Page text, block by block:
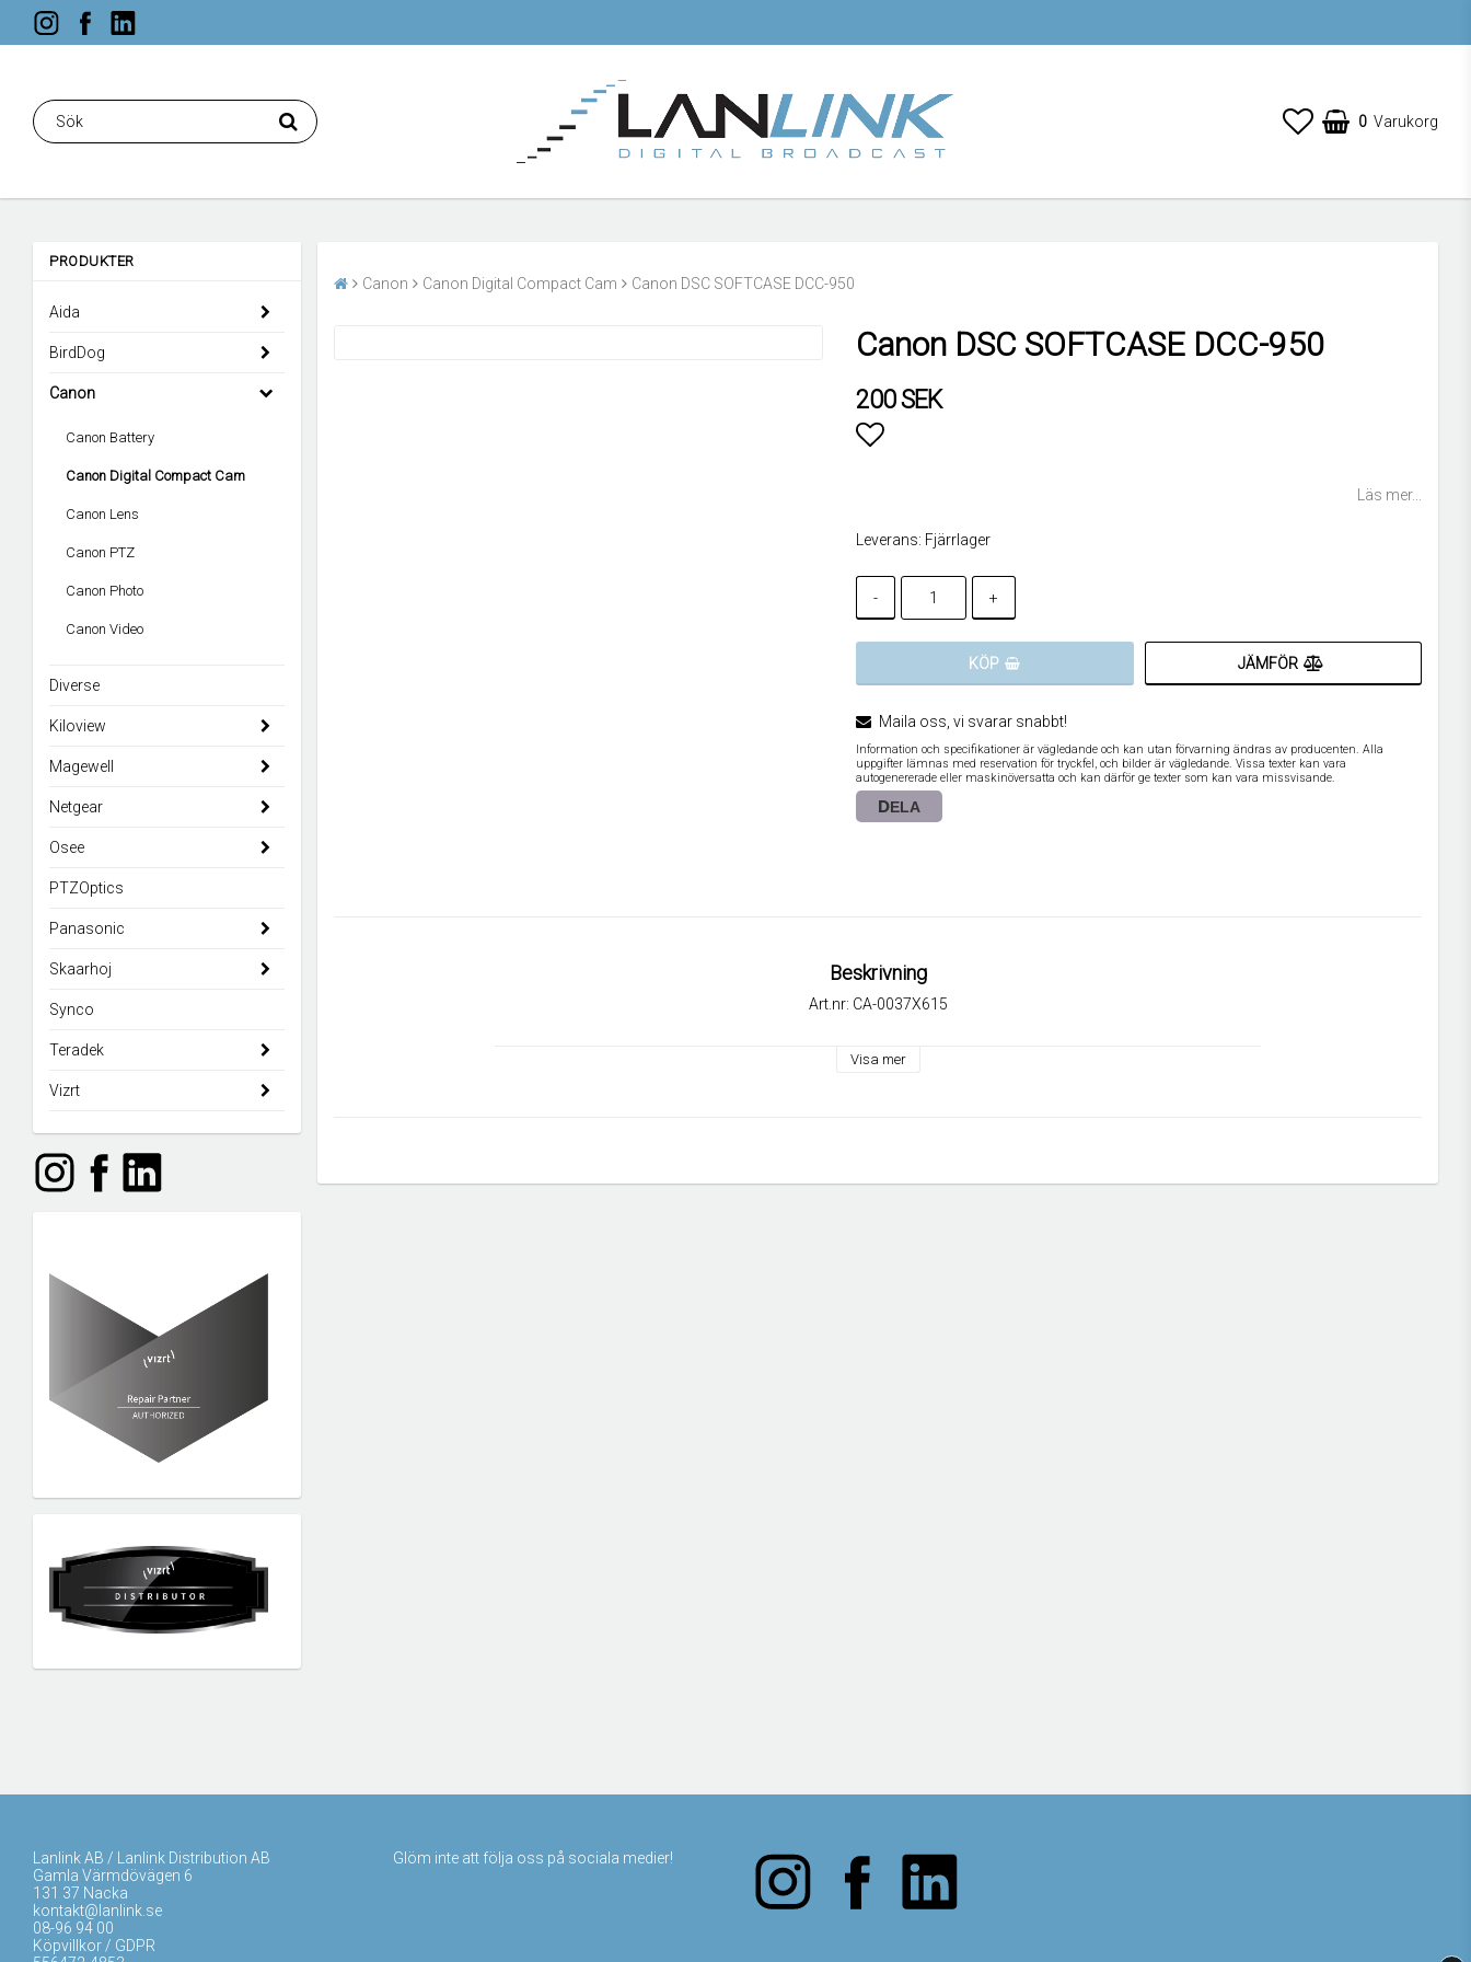
0 Varukorg
PRODUKTER
Aida
BirdDog
Canon
Canon Battery
Canon Digital Compact Cam
Canon Lens
Canon PTZ
Canon Photo
Canon Video
Diverse
Kiloview
Magewell
Netgear
Osee
PTZOptics
Panasonic
Skaarhoj
Synco
Teradek
Vizrt
Canon Canon Digital Compact Cam Canon DSC SOFTCASE DCC-950
Canon DSC SOFTCASE DCC-950
200 SEK
Läs mer...
Leverans: Fjärrlager
- +
KÖP JÄMFÖR
Maila oss, vi svarar snabbt!
Information och specifikationer är vägledande och kan utan förvarning ändras av producenten. Alla
uppgifter lämnas med reservation för tryckfel, och bilder är vägledande. Vissa texter kan vara
autogenererade eller maskinöversatta och kan därför ge texter som kan vara missvisande.
DELA
Beskrivning
Art.nr: CA-0037X615
Visa mer
Lanlink AB / Lanlink Distribution AB
Gamla Värmdövägen 6
131 37 Nacka
kontakt@lanlink.se
08-96 94 00
Köpvillkor / GDPR
Glöm inte att följa oss på sociala medier!